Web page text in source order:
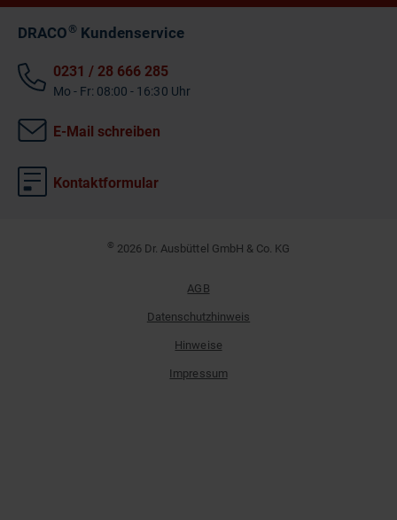
DRACO®Kundenservice
0231 / 28 666 285
Mo - Fr: 08:00 - 16:30 Uhr
E-Mail schreiben
Kontaktformular
© 2026 Dr. Ausbüttel GmbH & Co. KG
AGB
Datenschutzhinweis
Hinweise
Impressum